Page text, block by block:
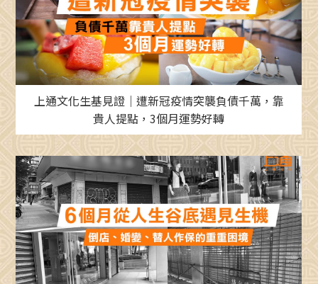
上通文化生基見證｜遭新冠疫情突襲負債千萬，靠
貴人提點，3個月運勢好轉